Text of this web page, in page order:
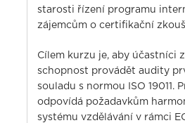
starosti řízení programu
zájemcům o certifikační
Cílem kurzu je, aby účastníci
schopnost provádět audity
souladu s normou ISO 19011.
odpovídá požadavkům
systému vzdělávání v rámci